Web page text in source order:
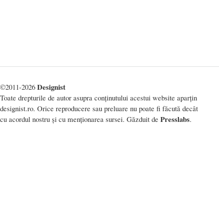
©2011-2026 Designist
Toate drepturile de autor asupra conținutului acestui website aparțin
designist.ro. Orice reproducere sau preluare nu poate fi făcută decât
cu acordul nostru și cu menționarea sursei. Găzduit de Presslabs.